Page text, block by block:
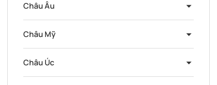
Châu Âu
Châu Mỹ
Châu Úc